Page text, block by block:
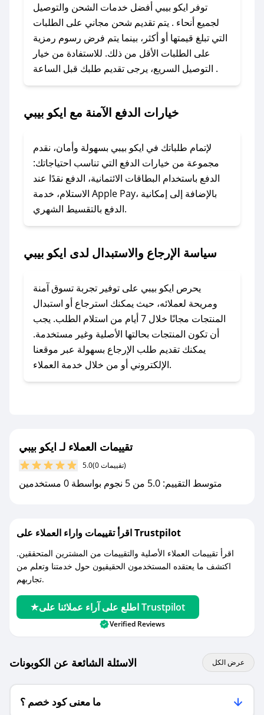
تواصل معنا عبر تويتر أو البريد الإلكتروني لإضافته
بسرعة.
### كيفية استخدام كود خصم ايكو بيبي؟
1. انسخ كود الخصم من تطبيق صحصح.
2. الصقه في خانة الدفع عند التسوق من ايكو بيبي.
### ماذا أفعل إذا لم يعمل كود الخصم؟
الرسائل الخاصة على تويتر أو البريد الإلكتروني،
وسنقوم بحل المشكلة في أسرع وقت ممكن.
### ماذا أفعل إذا لم أجد كود خصم لمتجري
المفضل؟
في حال عدم توفر كوبونات لمتجرك المفضل، يمكنك
أسرع وقت ممكن.
### كيف تحصل على كوبونات خصم حصرية من
ايكو بيبي؟
للحصول على كوبونات وخصومات حصرية، قم بما
يلي:
- اضغط على أيقونة متابعة لمتجر ايكو بيبي في
تطبيق صحصح.
مع صحصح، تسوق بذكاء ووفّر على كل مشترياتك مع
توفر ايكو بيبي أفضل خدمات الشحن والتوصيل
لجميع أنحاء . يتم تقديم شحن مجاني على الطلبات
التي تبلغ قيمتها أو أكثر، بينما يتم فرض رسوم رمزية
على الطلبات الأقل من ذلك. للاستفادة من خيار
التوصيل السريع، يرجى تقديم طلبك قبل الساعة .
خيارات الدفع الآمنة مع ايكو بيبي
لإتمام طلباتك في ايكو بيبي بسهولة وأمان، نقدم
مجموعة من خيارات الدفع التي تناسب احتياجاتك:
الدفع باستخدام البطاقات الائتمانية، الدفع نقدًا عند
الاستلام، خدمة Apple Pay، بالإضافة إلى إمكانية
الدفع بالتقسيط الشهري.
سياسة الإرجاع والاستبدال لدى ايكو بيبي
يحرص ايكو بيبي على توفير تجربة تسوق آمنة
ومريحة لعملائه، حيث يمكنك استرجاع أو استبدال
المنتجات مجانًا خلال 7 أيام من استلام الطلب. يجب
أن تكون المنتجات بحالتها الأصلية وغير مستخدمة.
يمكنك تقديم طلب الإرجاع بسهولة عبر موقعنا
الإلكتروني أو من خلال خدمة العملاء.
تقييمات العملاء لـ ايكو بيبي
5.0 (0 تقييمات)
متوسط التقييم: 5.0 من 5 نجوم بواسطة 0 مستخدمين
اقرأ تقييمات واراء العملاء على Trustpilot
اقرأ تقييمات العملاء الأصلية والتقييمات من المشترين المتحققين.
اكتشف ما يعتقده المستخدمون الحقيقيون حول خدمتنا وتعلم من
تجاربهم.
اطلع على آراء عملائنا على Trustpilot
Verified Reviews
الاسئلة الشائعة عن الكوبونات عرض الكل
ما معنى كود خصم ؟